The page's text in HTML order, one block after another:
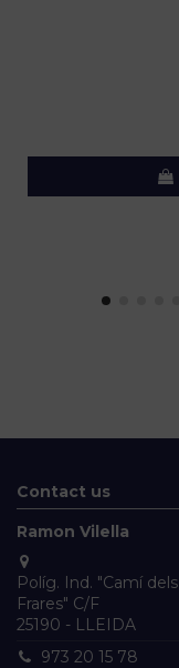
Contact us
Ramon Vilella
Políg. Ind. "Camí dels
Frares" C/F
25190 - LLEIDA
973 20 15 78